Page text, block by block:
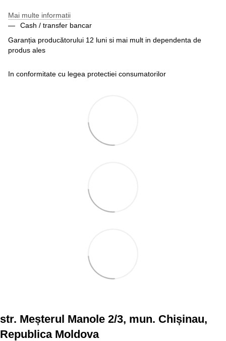
Mai multe informatii
Cash / transfer bancar
Garanția producătorului 12 luni si mai mult in dependenta de
produs ales
In conformitate cu legea protectiei consumatorilor
str. Meșterul Manole 2/3, mun. Chișinau,
Republica Moldova